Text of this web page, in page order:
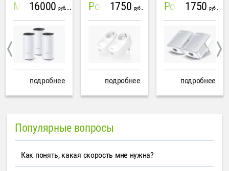
Mesh система TP-Link Deco M4 (3 устройства)
16000 руб
подробнее
PowerLine Tenda PH6
1750 руб
подробнее
PowerLine TP-Link AV600
1750 руб
подробнее
Популярные вопросы
Как понять, какая скорость мне нужна?